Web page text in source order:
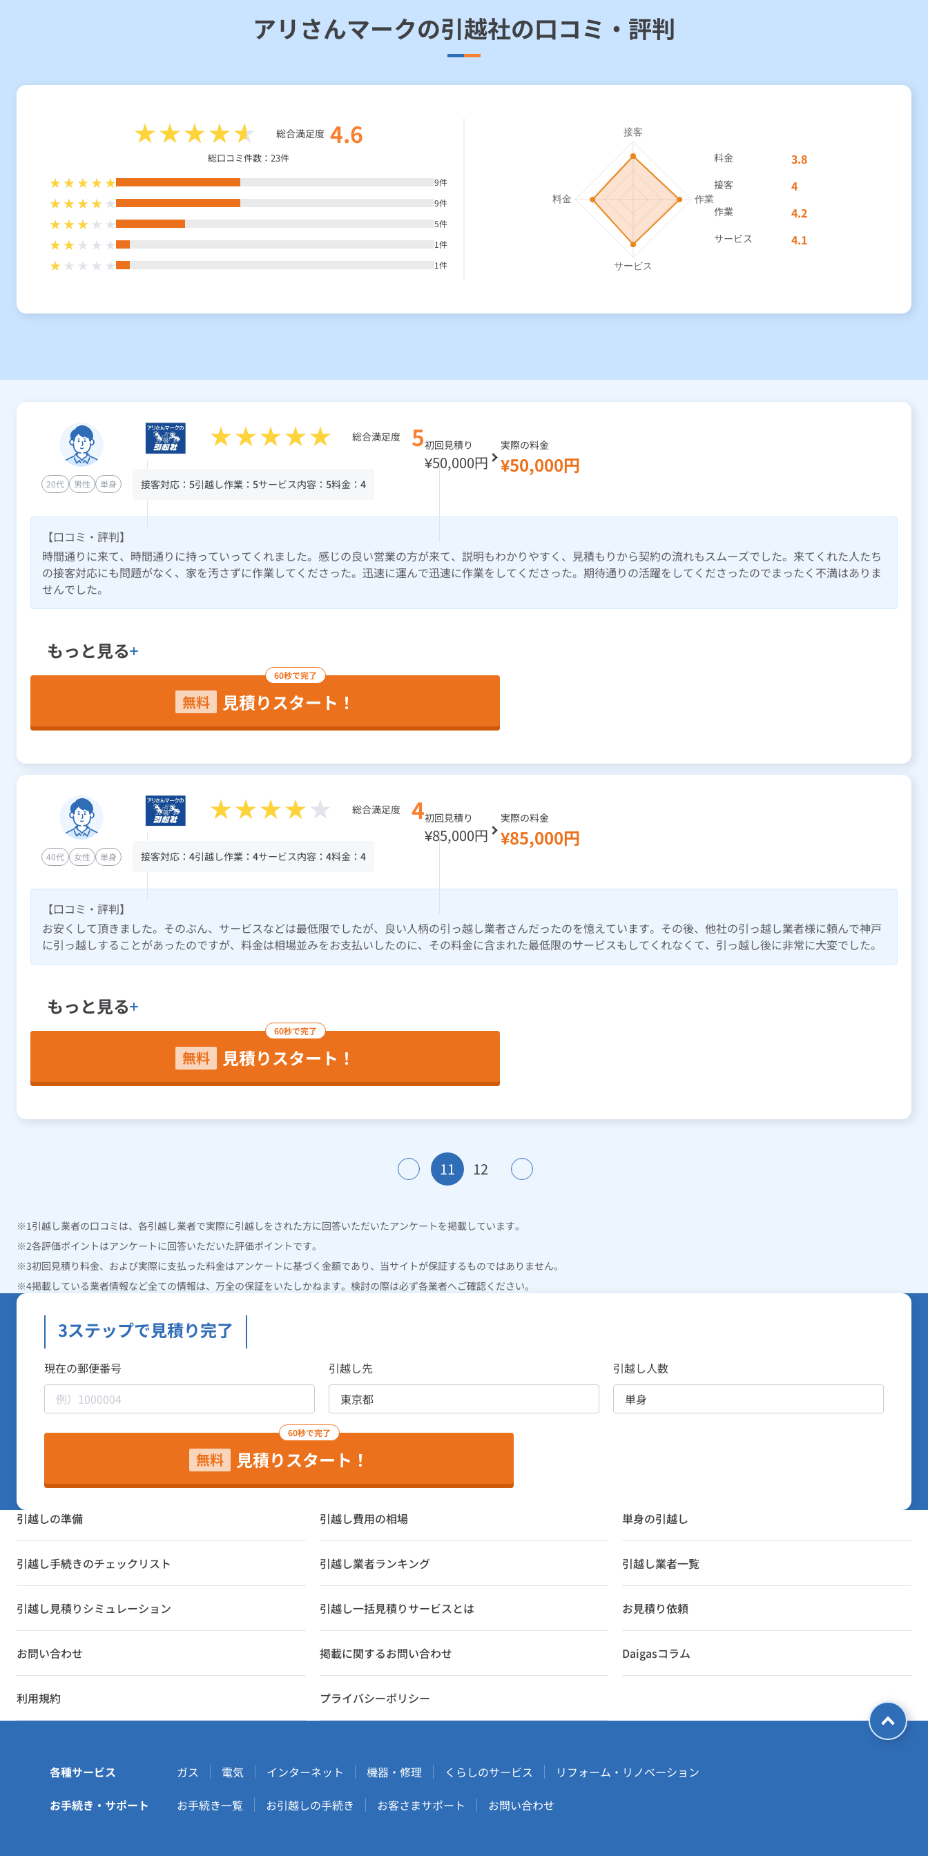
アリさんマークの引越社の口コミ・評判
総合満足度 4.6
総口コミ件数：23件
9件
9件
5件
1件
1件
料金 3.8
接客 4
作業 4.2
サービス 4.1
20代 男性 単身
総合満足度 5
接客対応： 5引越し作業： 5サービス内容： 5料金： 4
初回見積り
¥50,000円
実際の料金
¥50,000円
【口コミ・評判】
時間通りに来て、時間通りに持っていってくれました。感じの良い営業の方が来て、説明もわかりやすく、見積もりから契約の流れもスムーズでした。来てくれた人たち
の接客対応にも問題がなく、家を汚さずに作業してくださった。迅速に運んで迅速に作業をしてくださった。期待通りの活躍をしてくださったのでまったく不満はありま
せんでした。
もっと見る
60秒で完了
無料 見積りスタート！
40代 女性 単身
総合満足度 4
接客対応： 4引越し作業： 4サービス内容： 4料金： 4
初回見積り
¥85,000円
実際の料金
¥85,000円
【口コミ・評判】
お安くして頂きました。そのぶん、サービスなどは最低限でしたが、良い人柄の引っ越し業者さんだったのを憶えています。その後、他社の引っ越し業者様に頼んで神戸
に引っ越しすることがあったのですが、料金は相場並みをお支払いしたのに、その料金に含まれた最低限のサービスもしてくれなくて、引っ越し後に非常に大変でした。
もっと見る
60秒で完了
無料 見積りスタート！
11 12
引越し業者の口コミは、各引越し業者で実際に引越しをされた方に回答いただいたアンケートを掲載しています。
各評価ポイントはアンケートに回答いただいた評価ポイントです。
初回見積り料金、および実際に支払った料金はアンケートに基づく金額であり、当サイトが保証するものではありません。
掲載している業者情報など全ての情報は、万全の保証をいたしかねます。検討の際は必ず各業者へご確認ください。
3ステップで見積り完了
現在の郵便番号 引越し先 引越し人数
60秒で完了
無料 見積りスタート！
引越しの準備 引越し費用の相場 単身の引越し
引越し手続きのチェックリスト 引越し業者ランキング 引越し業者一覧
引越し見積りシミュレーション 引越し一括見積りサービスとは お見積り依頼
お問い合わせ 掲載に関するお問い合わせ Daigasコラム
利用規約 プライバシーポリシー
各種サービス ガス 電気 インターネット 機器・修理 くらしのサービス
リフォーム・リノベーション
お手続き・サポート
お手続き一覧 お引越しの手続き お客さまサポート お問い合わせ